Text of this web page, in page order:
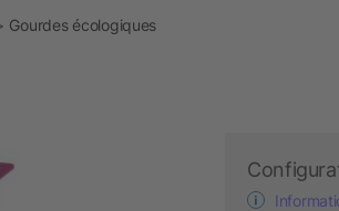
Gourdes écologiques